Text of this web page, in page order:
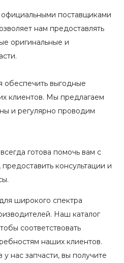
поставщиками
нам предоставлять
оригинальные и
обеспечить выгодные
клиентов. Мы предлагаем
и регулярно проводим
готова помочь вам с
консультации и
широкого спектра
Наш каталог
соответствовать
наших клиентов.
нас запчасти, вы получите